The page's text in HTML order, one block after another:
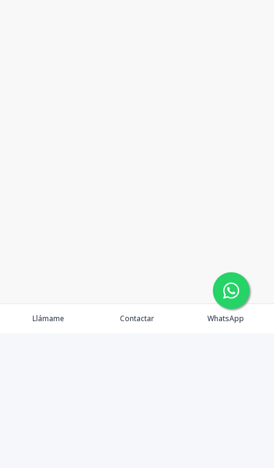
Llámame Contactar WhatsApp